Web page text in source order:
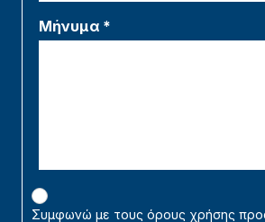
Μήνυμα *
Συμφωνώ με τους όρους χρήσης